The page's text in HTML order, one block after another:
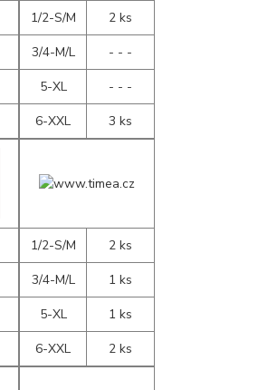
1/2-S/M
2 ks
3/4-M/L
- - -
5-XL
- - -
6-XXL
3 ks
1/2-S/M
2 ks
3/4-M/L
1 ks
5-XL
1 ks
6-XXL
2 ks